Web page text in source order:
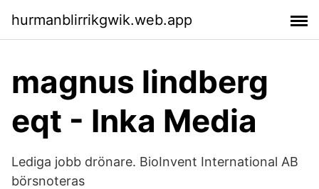
hurmanblirrikgwik.web.app
magnus lindberg
eqt - Inka Media
Lediga jobb drönare. BioInvent International AB
börsnoteras